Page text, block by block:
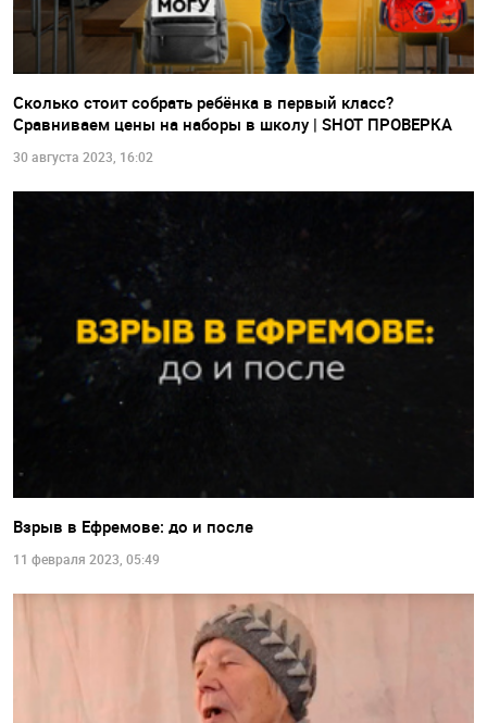
Сколько стоит собрать ребёнка в первый класс?
Сравниваем цены на наборы в школу | SHOT ПРОВЕРКА
30 августа 2023, 16:02
Взрыв в Ефремове: до и после
11 февраля 2023, 05:49